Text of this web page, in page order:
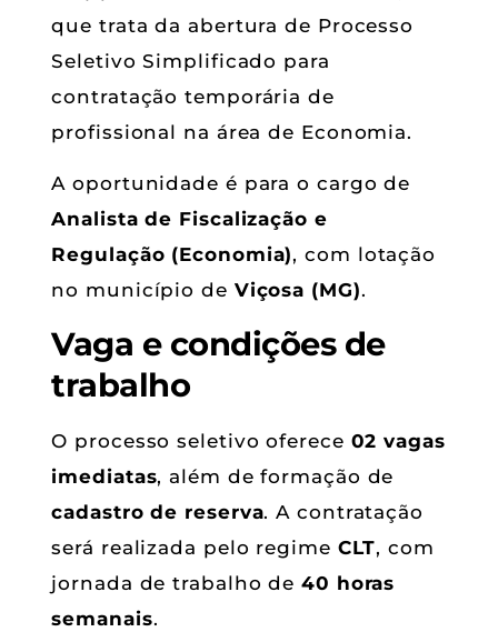
que trata da abertura de Processo
Seletivo Simplificado para
contratação temporária de
profissional na área de Economia.
A oportunidade é para o cargo de
Analista de Fiscalização e
Regulação (Economia), com lotação
no município de Viçosa (MG).
Vaga e condições de
trabalho
O processo seletivo oferece 02 vagas
imediatas, além de formação de
cadastro de reserva. A contratação
será realizada pelo regime CLT, com
jornada de trabalho de40 horas
semanais.